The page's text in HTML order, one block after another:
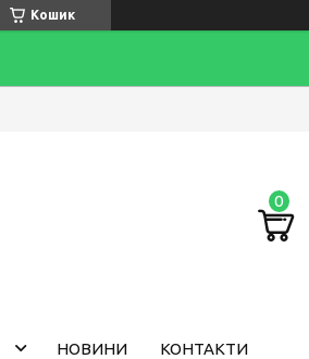
Кошик
НОВИНИ КОНТАКТИ